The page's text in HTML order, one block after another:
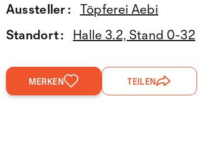
Aussteller :
Töpferei Aebi
Standort :
Halle 3.2, Stand 0-32
MERKEN TEILEN